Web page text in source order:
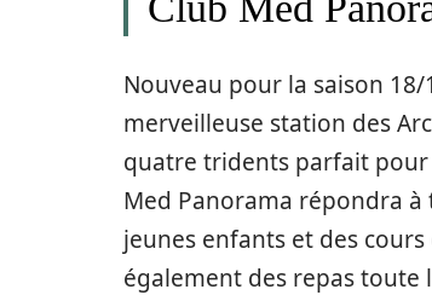
Nouveau pour la saison
merveilleuse station des
quatre tridents parfait pour
Med Panorama répondra
jeunes enfants et des
également des repas toute